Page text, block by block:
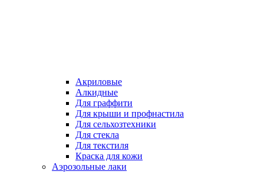
Акриловые
Алкидные
Для граффити
Для крыши и профнастила
Для сельхозтехники
Для стекла
Для текстиля
Краска для кожи
Аэрозольные лаки